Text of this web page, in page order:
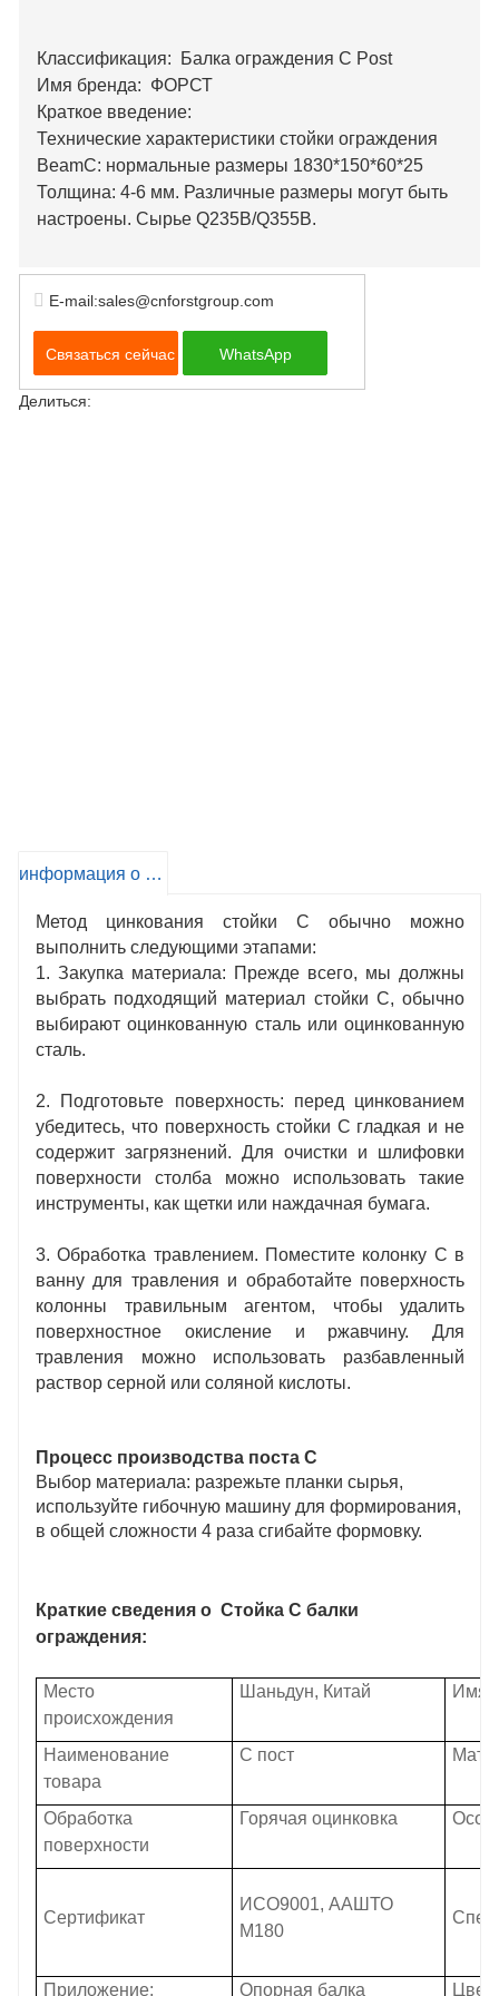
Классификация: Балка ограждения C Post
Имя бренда: ФОРСТ
Краткое введение:
Технические характеристики стойки ограждения
BeamC: нормальные размеры 1830*150*60*25
Толщина: 4-6 мм. Различные размеры могут быть
настроены. Сырье Q235B/Q355B.
E-mail:sales@cnforstgroup.com
Связаться сейчас WhatsApp
Делиться:
информация о продукте
Метод цинкования стойки C обычно можно
выполнить следующими этапами:
1. Закупка материала: Прежде всего, мы должны
выбрать подходящий материал стойки C, обычно
выбирают оцинкованную сталь или оцинкованную
сталь.
2. Подготовьте поверхность: перед цинкованием
убедитесь, что поверхность стойки C гладкая и не
содержит загрязнений. Для очистки и шлифовки
поверхности столба можно использовать такие
инструменты, как щетки или наждачная бумага.
3. Обработка травлением. Поместите колонку C в
ванну для травления и обработайте поверхность
колонны травильным агентом, чтобы удалить
поверхностное окисление и ржавчину. Для
травления можно использовать разбавленный
раствор серной или соляной кислоты.
Процесс производства поста С
Выбор материала: разрежьте планки сырья,
используйте гибочную машину для формирования,
в общей сложности 4 раза сгибайте формовку.
Краткие сведения о Стойка C балки
ограждения:
Место
происхождения
Шаньдун, Китай Имя
Наименование
товара
C пост
Обработка
поверхности
Горячая оцинковка
Сертификат
ИСО9001, ААШТО
М180
Приложение: Опорная балка Цвет